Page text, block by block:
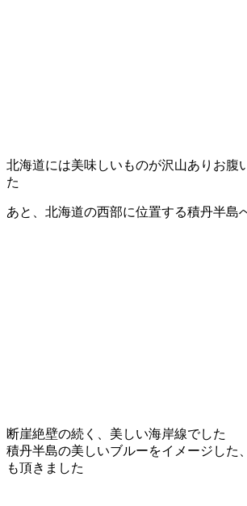
北海道には美味しいものが沢山ありお腹
た
あと、北海道の西部に位置する積丹半島
断崖絶壁の続く、美しい海岸線でした
積丹半島の美しいブルーをイメージした
も頂きました